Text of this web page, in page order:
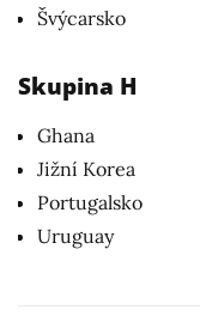
Švýcarsko
Skupina H
Ghana
Jižní Korea
Portugalsko
Uruguay